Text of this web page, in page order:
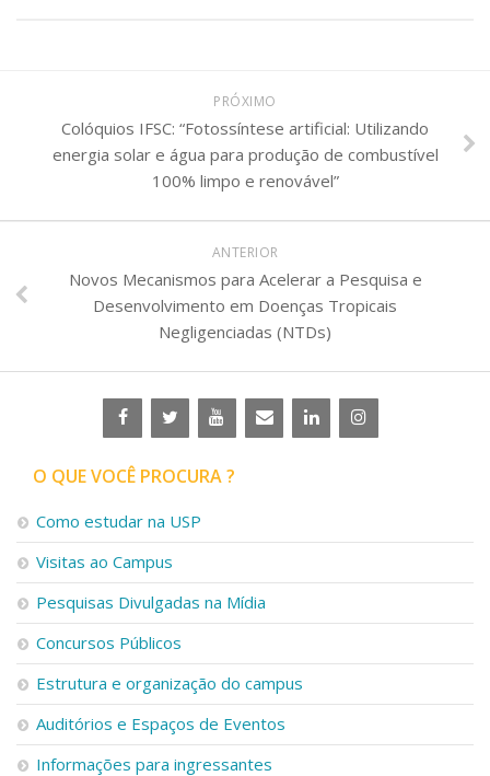
PRÓXIMO
Colóquios IFSC: “Fotossíntese artificial: Utilizando
energia solar e água para produção de combustível
100% limpo e renovável”
ANTERIOR
Novos Mecanismos para Acelerar a Pesquisa e
Desenvolvimento em Doenças Tropicais
Negligenciadas (NTDs)
O QUE VOCÊ PROCURA ?
Como estudar na USP
Visitas ao Campus
Pesquisas Divulgadas na Mídia
Concursos Públicos
Estrutura e organização do campus
Auditórios e Espaços de Eventos
Informações para ingressantes